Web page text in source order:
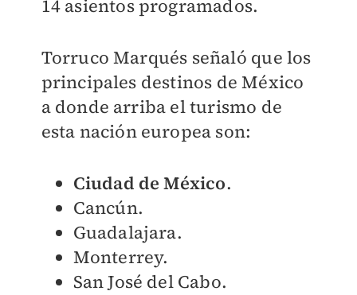
14 asientos programados.
Torruco Marqués señaló que los
principales destinos de México
a donde arriba el turismo de
esta nación europea son:
Ciudad de México.
Cancún.
Guadalajara.
Monterrey.
San José del Cabo.